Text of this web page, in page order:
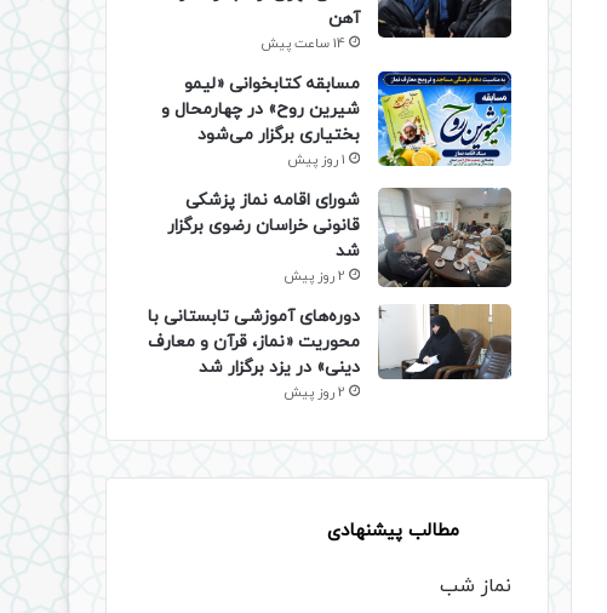
آهن
14 ساعت پیش
مسابقه کتابخوانی «لیمو
شیرین روح» در چهارمحال و
بختیاری برگزار می‌شود
1 روز پیش
شورای اقامه نماز پزشکی
قانونی خراسان رضوی برگزار
شد
2 روز پیش
دوره‌های آموزشی تابستانی با
محوریت «نماز، قرآن و معارف
دینی» در یزد برگزار شد
2 روز پیش
مطالب پیشنهادی
نماز شب